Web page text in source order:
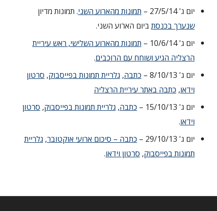
יום ג' 27/5/14
– תמונות מהארוע השני. תמונות מדיון
שנערך בכנסת ביום הארוע השני.
יום ג' 10/6/14
– תמונות מהארוע השלישי, ראש עיריית
הרצליה הגיע ושוחח עם הרוכבים.
יום ג' 8/10/13 –
כתבה, גלריית תמונות בפייסבוק, סרטון
וידאו, כתבה באתר עיריית הרצליה
יום ג' 15/10/13 –
כתבה, גלריית תמונות בפייסבוק, סרטון
וידאו.
יום ג' 29/10/13 –
כתבה – סיכום ארועי אוקטובר, גלריית
תמונות בפייסבוק, סרטון וידאו.